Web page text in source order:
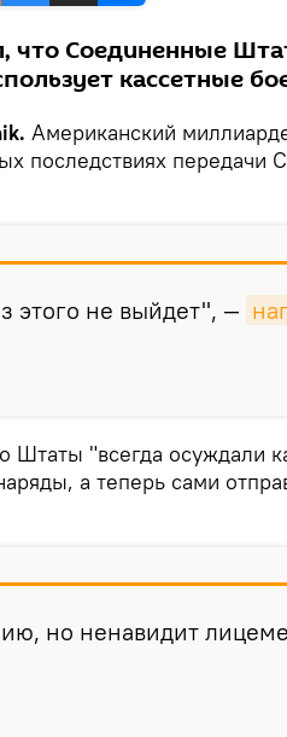
что Соединенные
кассетные
Американский
последствиях передачи
этого не выйдет", —
Штаты "всегда осуждали
а теперь сами
но ненавидит